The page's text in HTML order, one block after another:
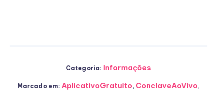
Categoria: Informações
Marcado em: AplicativoGratuito, ConclaveAoVivo,